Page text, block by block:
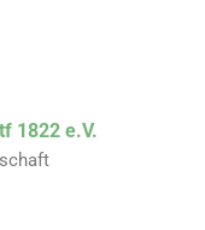
1822 e.V.